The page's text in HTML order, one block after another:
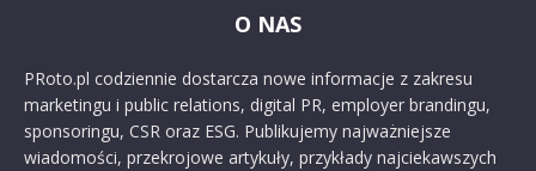
O NAS
PRoto.pl codziennie dostarcza nowe informacje z zakresu
marketingu i public relations, digital PR, employer brandingu,
sponsoringu, CSR oraz ESG. Publikujemy najważniejsze
wiadomości, przekrojowe artykuły, przykłady najciekawszych